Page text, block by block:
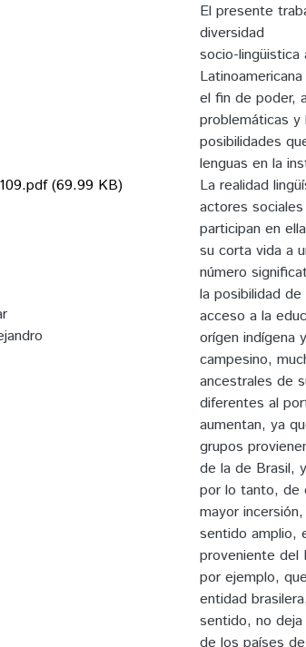
(69.99 KB)
El presente
diversidad
socio-lingüistica
el fin de poder,
problemáticas y
posibilidades
lenguas en la
La realidad
actores
participan en
su corta vida a
número
la posibilidad
acceso a la
orígen indígena
campesino,
ancestrales de
diferentes al
aumentan, ya
grupos
de la de Brasil,
por lo tanto, de
mayor
sentido amplio,
proveniente del
por ejemplo,
entidad
sentido, no